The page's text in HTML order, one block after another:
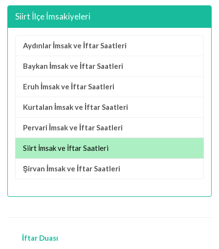
Siirt İlçe İmsakiyeleri
Aydınlar İmsak ve İftar Saatleri
Baykan İmsak ve İftar Saatleri
Eruh İmsak ve İftar Saatleri
Kurtalan İmsak ve İftar Saatleri
Pervari İmsak ve İftar Saatleri
Siirt İmsak ve İftar Saatleri
Şirvan İmsak ve İftar Saatleri
İftar Duası